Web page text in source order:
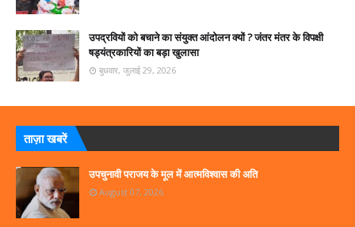
उपद्रवियों को बचाने का संयुक्त आंदोलन क्यों ? जंतर मंतर के विपक्षी
षड्यंत्रकारियों का बड़ा खुलासा
बुधवार, जुलाई 29, 2026
ताज़ा खबरें
उपचुनावी पराजय के मूल में आत्मविश्वास की अति
August 07, 2026